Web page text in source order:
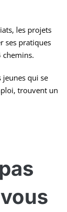
les projets
ses pratiques
chemins.
jeunes qui se
trouvent un